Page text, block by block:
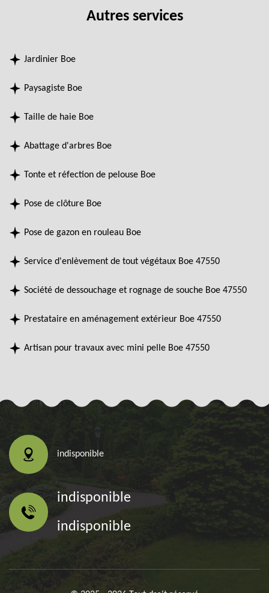
Autres services
Jardinier Boe
Paysagiste Boe
Taille de haie Boe
Abattage d'arbres Boe
Tonte et réfection de pelouse Boe
Pose de clôture Boe
Pose de gazon en rouleau Boe
Service d'enlèvement de tout végétaux Boe 47550
Société de dessouchage et rognage de souche Boe 47550
Prestataire en aménagement extérieur Boe 47550
Artisan pour travaux avec mini pelle Boe 47550
indisponible
indisponible
indisponible